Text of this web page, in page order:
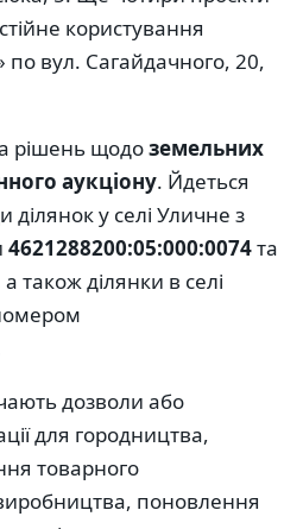
користування
вул. Сагайдачного, 20,
рішень щодоземельних
аукціону. Йдеться
у селі Уличне з
4621288200:05:000:0074та
а також ділянки в селі
дозволи або
для городництва,
товарного
поновлення